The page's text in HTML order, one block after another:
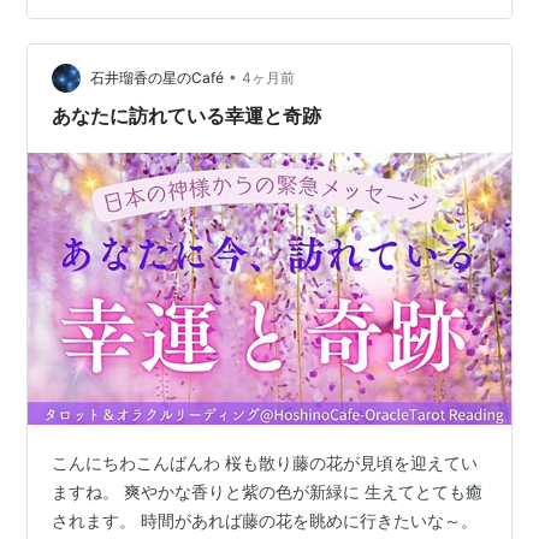
が楽になり眠くなるので さっきまでお昼寝してました〜
エネルギーが動くので なんか眠くなるみたいですが この
怠さが心地よくて好きです。 以前の私は カウンセラーと
いう…
石井瑠香の星のCafé • 4ヶ月前
あなたに訪れている幸運と奇跡
こんにちわこんばんわ 桜も散り藤の花が見頃を迎えてい
ますね。 爽やかな香りと紫の色が新緑に 生えてとても癒
されます。 時間があれば藤の花を眺めに行きたいな～。